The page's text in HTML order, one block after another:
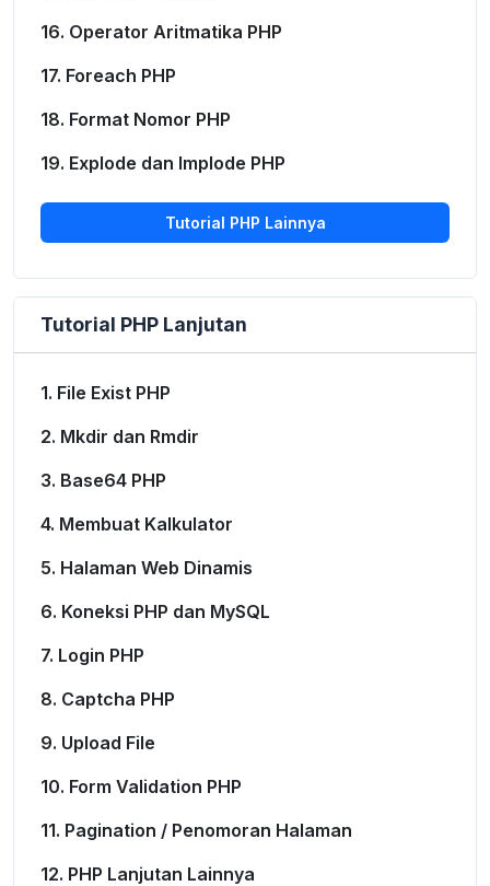
16. Operator Aritmatika PHP
17. Foreach PHP
18. Format Nomor PHP
19. Explode dan Implode PHP
Tutorial PHP Lainnya
Tutorial PHP Lanjutan
1. File Exist PHP
2. Mkdir dan Rmdir
3. Base64 PHP
4. Membuat Kalkulator
5. Halaman Web Dinamis
6. Koneksi PHP dan MySQL
7. Login PHP
8. Captcha PHP
9. Upload File
10. Form Validation PHP
11. Pagination / Penomoran Halaman
12. PHP Lanjutan Lainnya